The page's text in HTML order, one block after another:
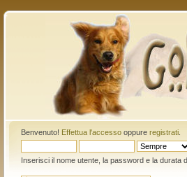
Benvenuto! Effettua l'accessooppure registrati.
Inserisci il nome utente, la password e la durata